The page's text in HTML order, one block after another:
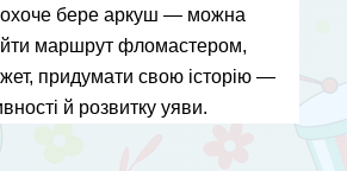
бере аркуш — можна
маршрут фломастером,
придумати свою історію —
й розвитку уяви.